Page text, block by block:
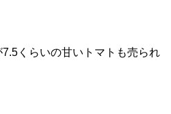
くらいの甘いトマトも売られ